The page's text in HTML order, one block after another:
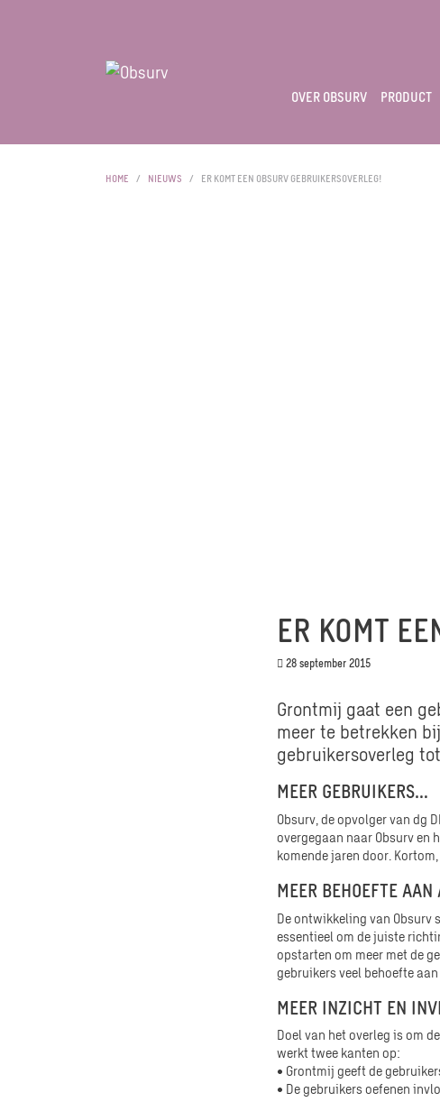
OVER OBSURV PRODUCT
HOME NIEUWS ER KOMT EEN OBSURV GEBRUIKERSOVERLEG!
ER KOMT
28 september 2015
Grontmij gaat een
meer te betrekken
gebruikersoverleg
MEER GEBRUIKERS…
Obsurv, de opvolger van dg
overgegaan naar Obsurv en
komende jaren door.
MEER BEHOEFTE
De ontwikkeling van
essentieel om de juiste
opstarten om meer met de
gebruikers veel behoefte
MEER INZICHT EN
Doel van het overleg is om
werkt twee kanten op:
• Grontmij geeft de
• De gebruikers oefenen